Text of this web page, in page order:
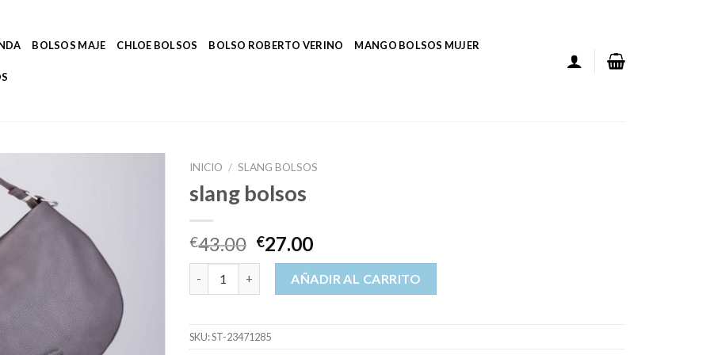
BOLSOS MAJE CHLOE BOLSOS BOLSO ROBERTO VERINO MANGO BOLSOS MUJER
INICIO / SLANG BOLSOS
slang bolsos
€43.00 €27.00
slang bolsos cantidadAÑADIR AL CARRITO
SKU:ST-23471285